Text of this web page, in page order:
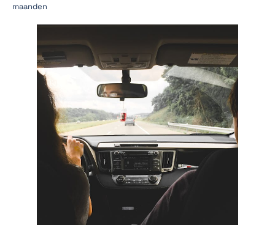
maanden